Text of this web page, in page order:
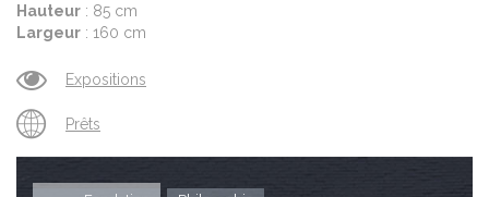
Hauteur : 85 cm
Largeur : 160 cm
Expositions
Prêts